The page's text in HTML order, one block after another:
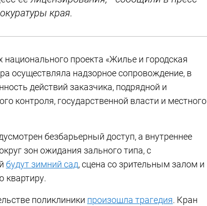
края.
проекта «Жилье и городская
осуществляла надзорное сопровождение, в
действий заказчика, подрядной и
контроля, государственной власти и местного
безбарьерный доступ, а внутреннее
зон ожидания зального типа, с
будут зимний сад, сцена со зрительным залом и
квартиру.
поликлиники произошла трагедия. Кран